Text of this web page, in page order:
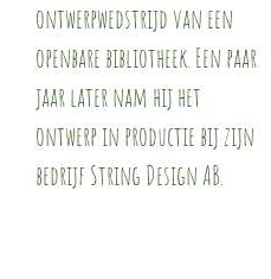
ontwerpwedstrijd van een
openbare bibliotheek. Een paar
jaar later nam hij het
ontwerp in productie bij zijn
bedrijf String Design AB.